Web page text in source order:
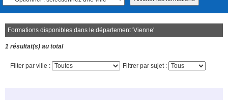
Formations disponibles dans le département 'Vienne'
1 résultat(s) au total
Filter par ville : Filtrer par sujet :